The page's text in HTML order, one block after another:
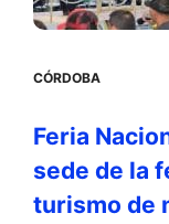
CÓRDOBA
Feria
sede de la
turismo de